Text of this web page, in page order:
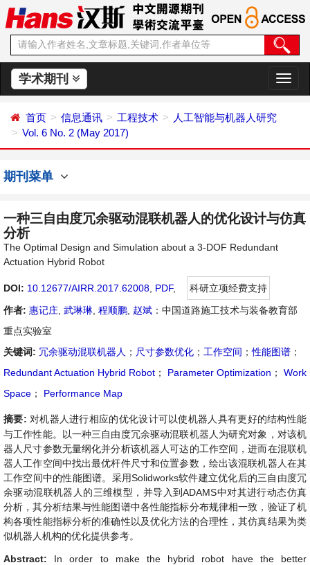
学术期刊
切
换
首页 信息通讯 工程技术
人工智能与机器人研究
Vol. 6 No. 2 (May 2017)
期刊菜单
一种三自由度冗余驱动混联机器人的优化设计与仿真
分析
The Optimal Design and Simulation about a 3-DOF Redundant
Actuation Hybrid Robot
DOI: 10.12677/AIRR.2017.62008 PDF,
科研立项经费支持
作者: 惠记庄 武琳琳 程顺鹏 赵斌 ：中国道路施工技术与装备教育部
重点实验室
关键词: 冗余驱动混联机器人 ； 尺寸参数优化 ； 工作空间 ；性能图谱 ；
Redundant Actuation Hybrid Robot ； Parameter Optimization ；
Work
Space ； Performance Map
摘要: 对机器人进行相应的优化设计可以使机器人具有更好的结构性能
与工作性能。以一种三自由度冗余驱动混联机器人为研究对象，对该机
器人尺寸参数无量纲化并分析该机器人可达的工作空间，进而在混联机
器人工作空间中找出最优杆件尺寸和位置参数，绘出该混联机器人在其
工作空间中的性能图谱。采用Solidworks软件建立优化后的三自由度冗
余驱动混联机器人的三维模型，并导入到ADAMS中对其进行动态仿真
分析，其分析结果与性能图谱中各性能指标分布规律相一致，验证了机
构各项性能指标分析的准确性以及优化方法的合理性，其仿真结果为类
似机器人机构的优化提供参考。
Abstract: In order to make the hybrid robot have the better